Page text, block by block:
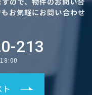
お気軽にお問い合わせ
213